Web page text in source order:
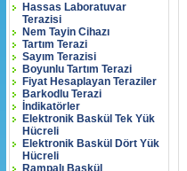
Hassas Laboratuvar
Terazisi
Nem Tayin Cihazı
Tartım Terazi
Sayım Terazisi
Boyunlu Tartım Terazi
Fiyat Hesaplayan Teraziler
Barkodlu Terazi
İndikatörler
Elektronik Baskül Tek Yük
Hücreli
Elektronik Baskül Dört Yük
Hücreli
Rampalı Baskül